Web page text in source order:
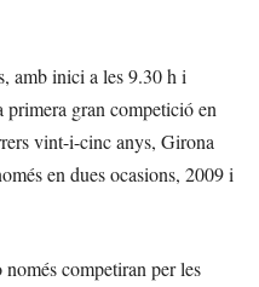
amb inici a les 9.30 h i
primera gran competició en
vint-i-cinc anys, Girona
en dues ocasions, 2009 i
competiran per les